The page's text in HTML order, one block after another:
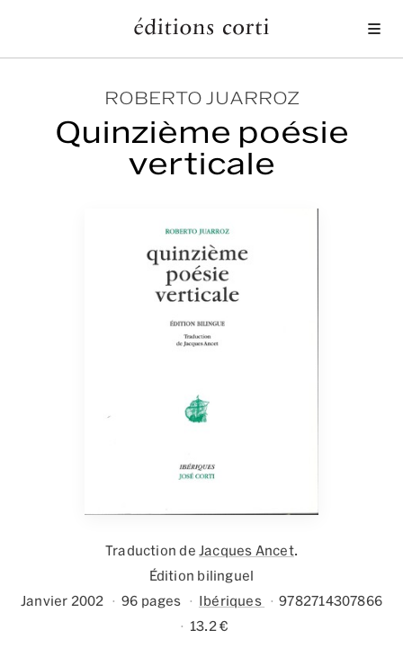
ROBERTO JUARROZ
Quinzième poésie
verticale
Traduction de Jacques Ancet.
Édition bilinguel
Janvier 2002
96 pages Ibériques
9782714307866
13.2 €